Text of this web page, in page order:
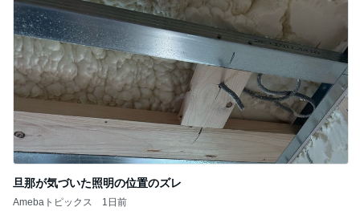
旦那が気づいた照明の位置のズレ
Amebaトピックス 1日前